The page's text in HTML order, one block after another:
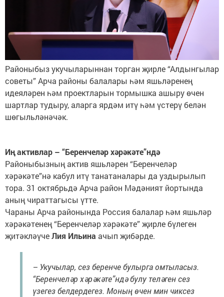
Районыбыз укучыларыннан торган җирле “Алдынгылар
советы” Арча районы балалары һәм яшьләренең
идеяләрен һәм проектларын тормышка ашыру өчен
шартлар тудыру, аларга ярдәм итү һәм үстерү белән
шөгыльләнәчәк.
Иң активлар – “Беренчеләр хәрәкәте”ндә
Районыбызның актив яшьләрен “Беренчеләр
хәрәкәте”нә кабул итү танатаналары да уздырылып
тора. 31 октябрьдә Арча район Мәдәният йортында
аның чираттагысы үтте.
Чараны Арча районында Россия балалар һәм яшьләр
хәрәкәтенең “Беренчеләр хәрәкәте” җирле бүлеген
җитәкләүчеЛия Ильина ачып җибәрде.
– Укучылар, сез беренче булырга омтыласыз.
“Беренчеләр хәрәкәте”ндә булу теләген сез
үзегез белдердегез. Моның өчен мин чиксез